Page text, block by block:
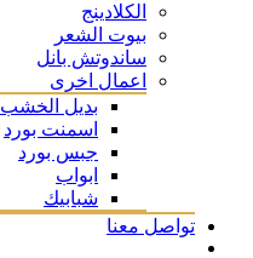
الكلادينج
بيوت الشعر
ساندوتش بانل
اعمال اخرى
بديل الخشب
اسمنت بورد
جبس بورد
ابواب
شبابيك
تواصل معنا